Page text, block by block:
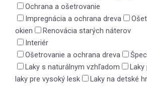
Ochrana a ošetrovanie
Impregnácia a ochrana dreva
okien
Renovácia starých náterov
Interiér
Ošetrovanie a ochrana dreva
Laky s naturálnym vzhľadom
laky pre vysoký lesk
Laky na detské